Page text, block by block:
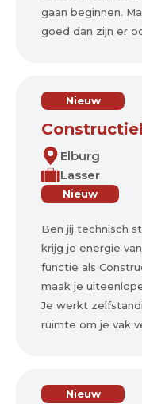
gaan beginnen.
goed dan zijn er
Nieuw
Elburg
Lasser
Nieuw
Ben jij technisch
krijg je energie
functie als
maak je
Je werkt
ruimte om je vak
Nieuw